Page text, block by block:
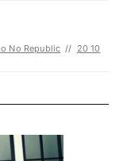
No Republic // 20 10